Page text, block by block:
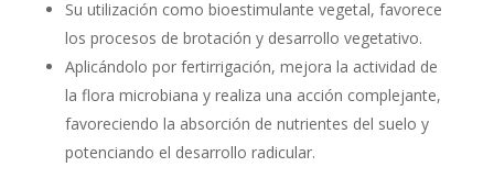
Su utilización como bioestimulante vegetal, favorece
los procesos de brotación y desarrollo vegetativo.
Aplicándolo por fertirrigación, mejora la actividad de
la flora microbiana y realiza una acción complejante,
favoreciendo la absorción de nutrientes del suelo y
potenciando el desarrollo radicular.